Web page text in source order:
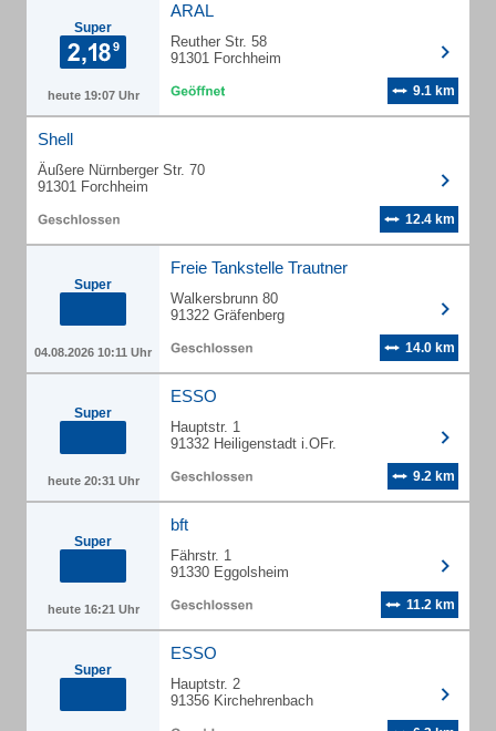
Super
heute 19:07 Uhr
ARAL
Reuther Str. 58
91301 Forchheim
9.1 km
Shell
Äußere Nürnberger Str. 70
91301 Forchheim
12.4 km
Super
04.08.2026 10:11 Uhr
Freie Tankstelle Trautner
Walkersbrunn 80
91322 Gräfenberg
14.0 km
Super
heute 20:31 Uhr
ESSO
Hauptstr. 1
91332 Heiligenstadt i.OFr.
9.2 km
Super
heute 16:21 Uhr
bft
Fährstr. 1
91330 Eggolsheim
11.2 km
Super
ESSO
Hauptstr. 2
91356 Kirchehrenbach